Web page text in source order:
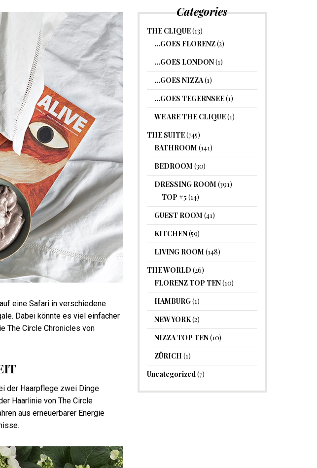
eine Safari in verschiedene
Dabei könnte es viel einfacher
The Circle Chronicles von
der Haarpflege zwei Dinge
Haarlinie von The Circle
aus erneuerbarer Energie
Categories
THE CLIQUE(13)
…GOES FLORENZ(2)
…GOES LONDON(1)
…GOES NIZZA(1)
…GOES TEGERNSEE(1)
WE ARE THE CLIQUE(1)
THE SUITE(745)
BATHROOM (141)
BEDROOM (30)
DRESSING ROOM (391)
TOP #5 (14)
GUEST ROOM (41)
KITCHEN(59)
LIVING ROOM (148)
THE WORLD (26)
FLORENZ TOP TEN(10)
HAMBURG(1)
NEW YORK(2)
NIZZA TOP TEN(10)
ZÜRICH (1)
Uncategorized(7)